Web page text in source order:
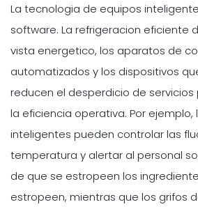
La tecnologia de equipos
software. La refrigeracion eficiente
vista energetico, los aparatos de
automatizados y los dispositivos
reducen el desperdicio de servicios
la eficiencia operativa. Por ejemplo,
inteligentes pueden controlar las
temperatura y alertar al personal
de que se estropeen los
estropeen, mientras que los grifos